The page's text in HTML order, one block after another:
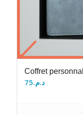
Coffret
د.م.75